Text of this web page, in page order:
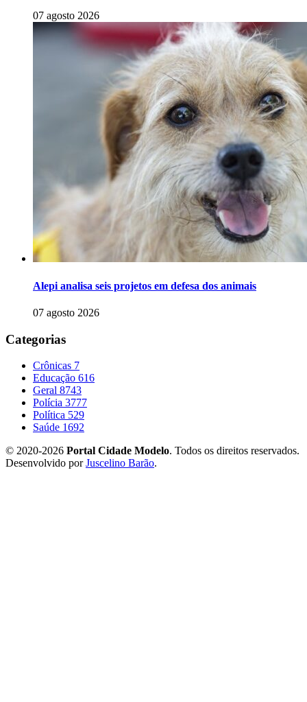
07 agosto 2026
Alepi analisa seis projetos em defesa dos animais
07 agosto 2026
Categorias
Crônicas 7
Educação 616
Geral 8743
Polícia 3777
Política 529
Saúde 1692
© 2020-2026 Portal Cidade Modelo. Todos os direitos reservados.
Desenvolvido porJuscelino Barão.